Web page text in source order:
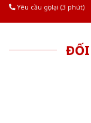
Yêu cầu gọi lại (3 phút)
ĐỐI